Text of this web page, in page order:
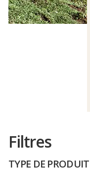
Filtres
TYPE DE PRODUIT